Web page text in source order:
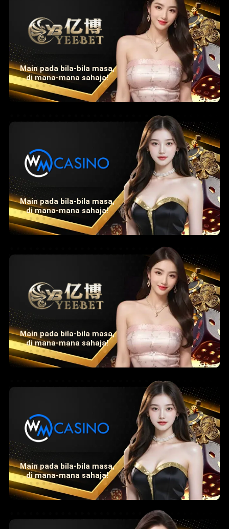
Main pada bila-bila masa,
di mana-mana sahaja!
Main pada bila-bila masa,
di mana-mana sahaja!
Main pada bila-bila masa,
di mana-mana sahaja!
Main pada bila-bila masa,
di mana-mana sahaja!